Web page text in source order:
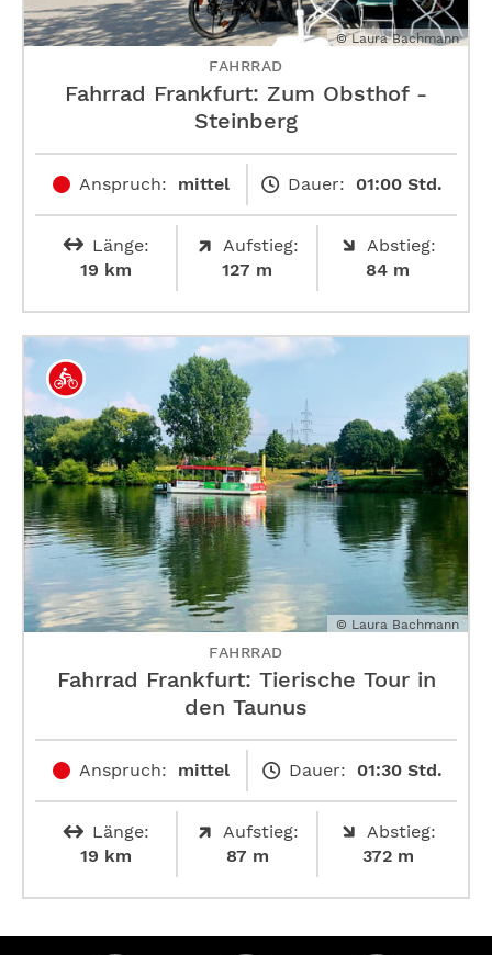
© Laura Bachmann
FAHRRAD
Fahrrad Frankfurt: Zum Obsthof ­
Steinberg
Anspruch: mittel Dauer: 01:00 Std.
Länge:
19 km
Aufstieg:
127 m
Abstieg:
84 m
© Laura Bachmann
FAHRRAD
Fahrrad Frankfurt: Tierische Tour in
den Taunus
Anspruch: mittel Dauer: 01:30 Std.
Länge:
19 km
Aufstieg:
87 m
Abstieg:
372 m